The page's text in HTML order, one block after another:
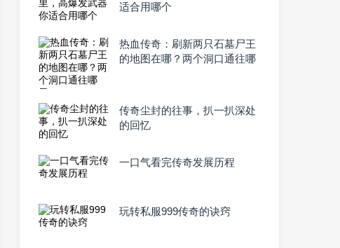
适合用哪个
热血传奇：刷新两只石墓尸王
的地图在哪？两个洞口通往哪
传奇尘封的往事，扒一扒深处
的回忆
一口气看完传奇发展历程
玩转私服999传奇的诀窍